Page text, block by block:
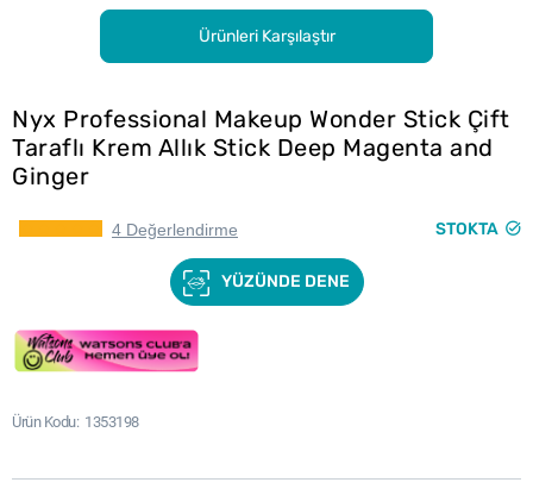
Ürünleri Karşılaştır
Nyx Professional Makeup Wonder Stick Çift
Taraflı Krem Allık Stick Deep Magenta and
Ginger
4 Değerlendirme STOKTA
YÜZÜNDE DENE
Ürün Kodu 1353198